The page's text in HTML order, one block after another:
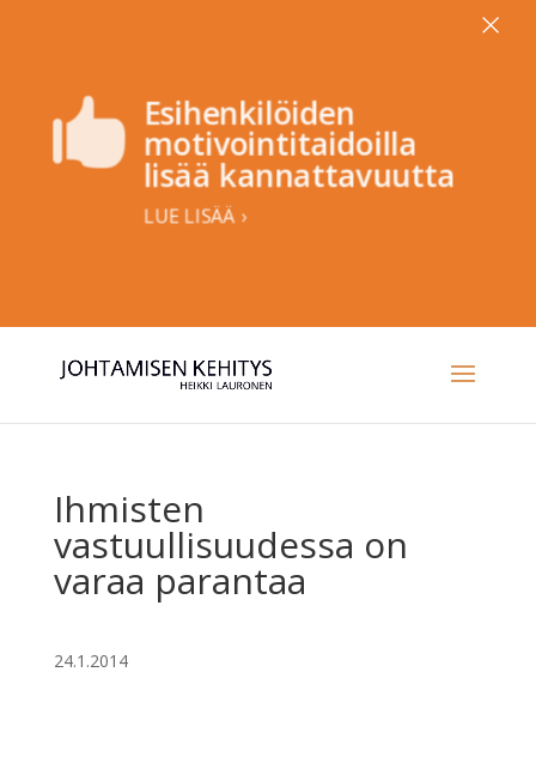
Ihmisten
vastuullisuudessa on
varaa parantaa
24.1.2014
 Esihenkilöiden
motivointitaidoilla
lisää kannattavuutta
LUE LISÄÄ ›
×